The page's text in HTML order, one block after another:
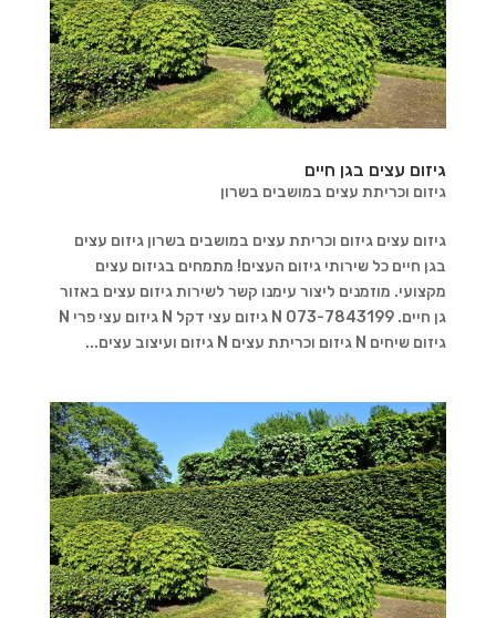
גיזום עצים בגן חיים
גיזום וכריתת עצים במושבים בשרון
גיזום עצים גיזום וכריתת עצים במושבים בשרון גיזום עצים
בגן חיים כל שירותי גיזום העצים! מתמחים בגיזום עצים
מקצועי. מוזמנים ליצור עימנו קשר לשירות גיזום עצים באזור
גן חיים. 073-7843199 N גיזום עצי דקל N גיזום עצי פרי N
גיזום שיחים N גיזום וכריתת עצים N גיזום ועיצוב עצים...